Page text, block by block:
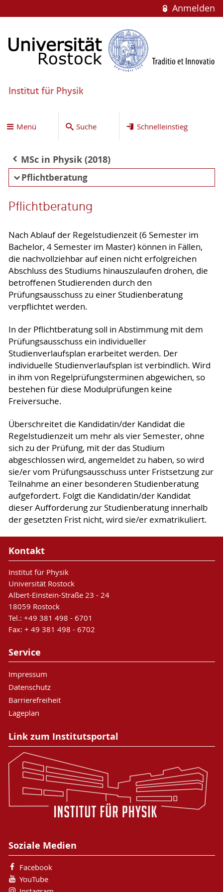
Anmelden
Institut für Physik
Menü Suche Schnelleinstieg
MSc in Physik (2018)
Pflichtberatung
Pflichtberatung
Nach Ablauf der Regelstudienzeit (6 Semester im
Bachelor, 4 Semester im Master) können in Fällen,
die nachvollziehbar auf einen nicht erfolgreichen
Abschluss des Studiums hinauszulaufen drohen, die
betroffenen Studierenden durch den
Prüfungsausschuss zu einer Studienberatung
verpflichtet werden.
In der Pflichtberatung soll in Abstimmung mit dem
Prüfungsausschuss ein individueller
Studienverlaufsplan erarbeitet werden. Der
individuelle Studienverlaufsplan ist verbindlich. Wird
in ihm von Regelprüfungsterminen abgewichen, so
bestehen für diese Modulprüfungen keine
Freiversuche.
Überschreitet die Kandidatin/der Kandidat die
Regelstudienzeit um mehr als vier Semester, ohne
sich zu der Prüfung, mit der das Studium
abgeschlossen wird, angemeldet zu haben, so wird
sie/er vom Prüfungsausschuss unter Fristsetzung zur
Teilnahme an einer besonderen Studienberatung
aufgefordert. Folgt die Kandidatin/der Kandidat
dieser Aufforderung zur Studienberatung innerhalb
der gesetzten Frist nicht, wird sie/er exmatrikuliert.
Kontakt
Institut für Physik
Universität Rostock
Albert-Einstein-Straße 23 - 24
18059 Rostock
Tel.: +49 381 498 - 6701
Fax: + 49 381 498 - 6702
Service
Impressum
Datenschutz
Barrierefreiheit
Lageplan
Link zum Institutsportal
Soziale Medien
Facebook
YouTube